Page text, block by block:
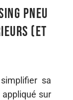
pneu
(et
sa
sur